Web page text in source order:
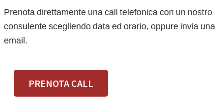
Prenota direttamente una call telefonica con un nostro
consulente scegliendo data ed orario, oppure invia una
email.
PRENOTA CALL